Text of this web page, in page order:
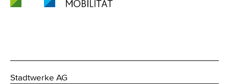
Stadtwerke AG